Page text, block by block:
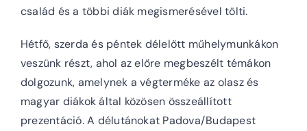
család és a többi diák megismerésével tölti.
Hétfő, szerda és péntek délelőtt műhelymunkákon
veszünk részt, ahol az előre megbeszélt témákon
dolgozunk, amelynek a végterméke az olasz és
magyar diákok által közösen összeállított
prezentáció. A délutánokat Padova/Budapest